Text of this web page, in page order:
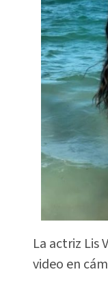
La actriz Lis
video en